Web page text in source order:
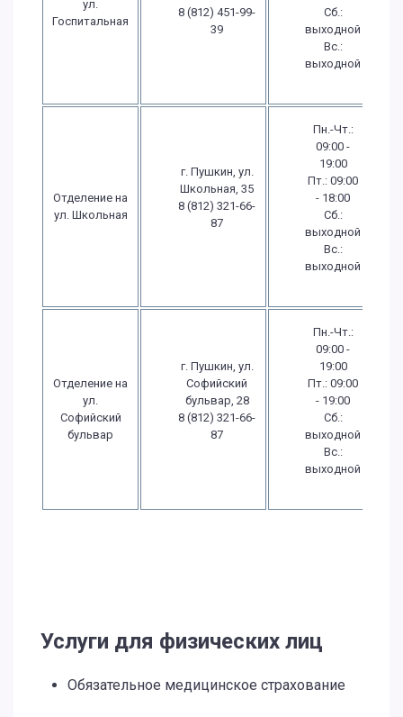
ул.
Госпитальная
8 (812) 451-99-
39
Сб.:
выходной
Вс.:
выходной
Отделение на
ул. Школьная
г. Пушкин, ул.
Школьная, 35
8 (812) 321-66-
87
Пн.-Чт.:
09:00 -
19:00
Пт.: 09:00
- 18:00
Сб.:
выходной
Вс.:
выходной
Отделение на
ул.
Софийский
бульвар
г. Пушкин, ул.
Софийский
бульвар, 28
8 (812) 321-66-
87
Пн.-Чт.:
09:00 -
19:00
Пт.: 09:00
- 19:00
Сб.:
выходной
Вс.:
выходной
Услуги для физических лиц
Обязательное медицинское страхование